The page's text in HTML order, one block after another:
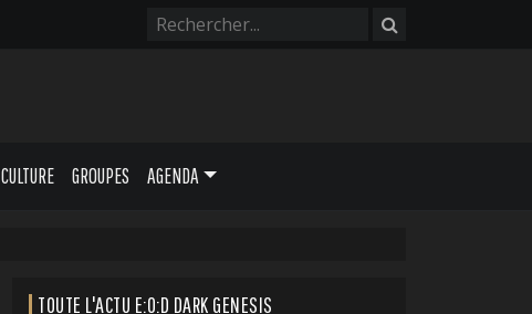
CULTURE GROUPES AGENDA
TOUTE L'ACTU E:O:D DARK GENESIS